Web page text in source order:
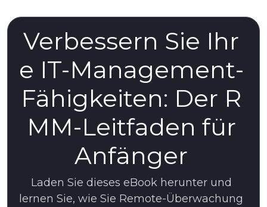
Verbessern Sie Ihr
e IT-Management-
Fähigkeiten: Der R
MM-Leitfaden für
Anfänger
Laden Sie dieses eBook herunter und
lernen Sie, wie Sie Remote-Überwachung